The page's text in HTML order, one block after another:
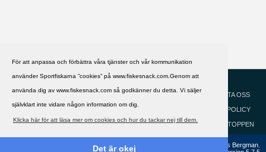
För att anpassa och förbättra våra tjänster och vår kommunikation
använder Sportfiskarna ”cookies” på www.fiskesnack.com.Genom att
använda dig av www.fiskesnack.com så godkänner du detta. Vi säljer
självklart inte vidare någon information om dig.
Klicka här för att läsa mer om cookies och hur du tackar nej till dem.
Det är okej
HJÄLP
KONTAKTA OSS
COOKIEPOLICY
GÅ TILL TOPPEN
Copyright ©2002 - 2021, FiskeSnack.com. Grundad 2002 av Anders Bergman.